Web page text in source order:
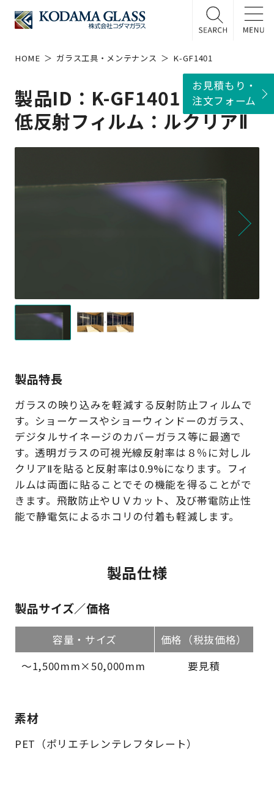
HOME ガラス工具・メンテナンス K-GF1401
製品ID：K-GF1401
低反射フィルム：ルクリアⅡ
製品特長
ガラスの映り込みを軽減する反射防止フィルムで
す。ショーケースやショーウィンドーのガラス、
デジタルサイネージのカバーガラス等に最適で
す。透明ガラスの可視光線反射率は８％に対しル
クリアⅡを貼ると反射率は0.9%になります。フィ
ルムは両面に貼ることでその機能を得ることがで
きます。飛散防止やＵＶカット、及び帯電防止性
能で静電気によるホコリの付着も軽減します。
製品仕様
製品サイズ／価格
容量・サイズ
価格（税抜価格）
～1,500mm×50,000mm
要見積
素材
PET（ポリエチレンテレフタレート）
お見積もり・
注文フォーム